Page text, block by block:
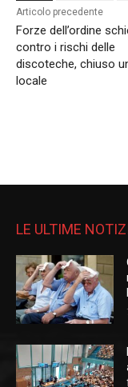
Articolo precedente
Forze dell’ordine
contro i rischi delle
discoteche, chiuso
locale
LE ULTIME